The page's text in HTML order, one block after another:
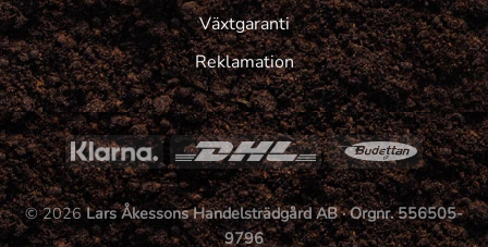
Växtgaranti
Reklamation
© 2026Lars Åkessons Handelsträdgård AB · Orgnr. 556505-
9796